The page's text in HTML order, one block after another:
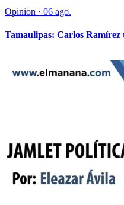
Opinion · 06 ago.
Tamaulipas: Carlos